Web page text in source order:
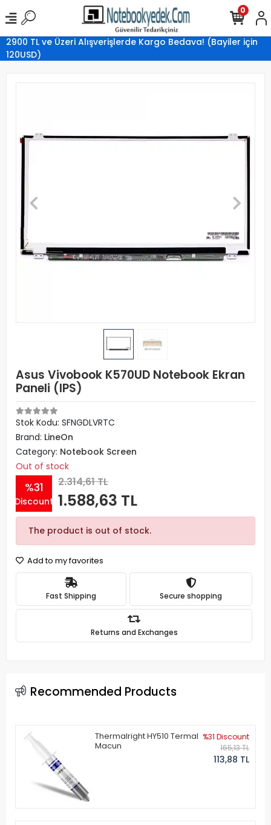
2900 TL ve Üzeri Alışverişlerde Kargo Bedava! (Bayiler için
120USD)
0
Asus Vivobook K570UD Notebook Ekran
Paneli (IPS)
Stok Kodu: SFNGDLVRTC
Brand: LineOn
Category: Notebook Screen
Out of stock
%31
Discount
2.314,61 TL
1.588,63 TL
The product is out of stock.
Add to my favorites
Fast Shipping Secure shopping
Returns and Exchanges
Recommended Products
Thermalright HY510 Termal
Macun
%31 Discount
165,13 TL
113,88 TL